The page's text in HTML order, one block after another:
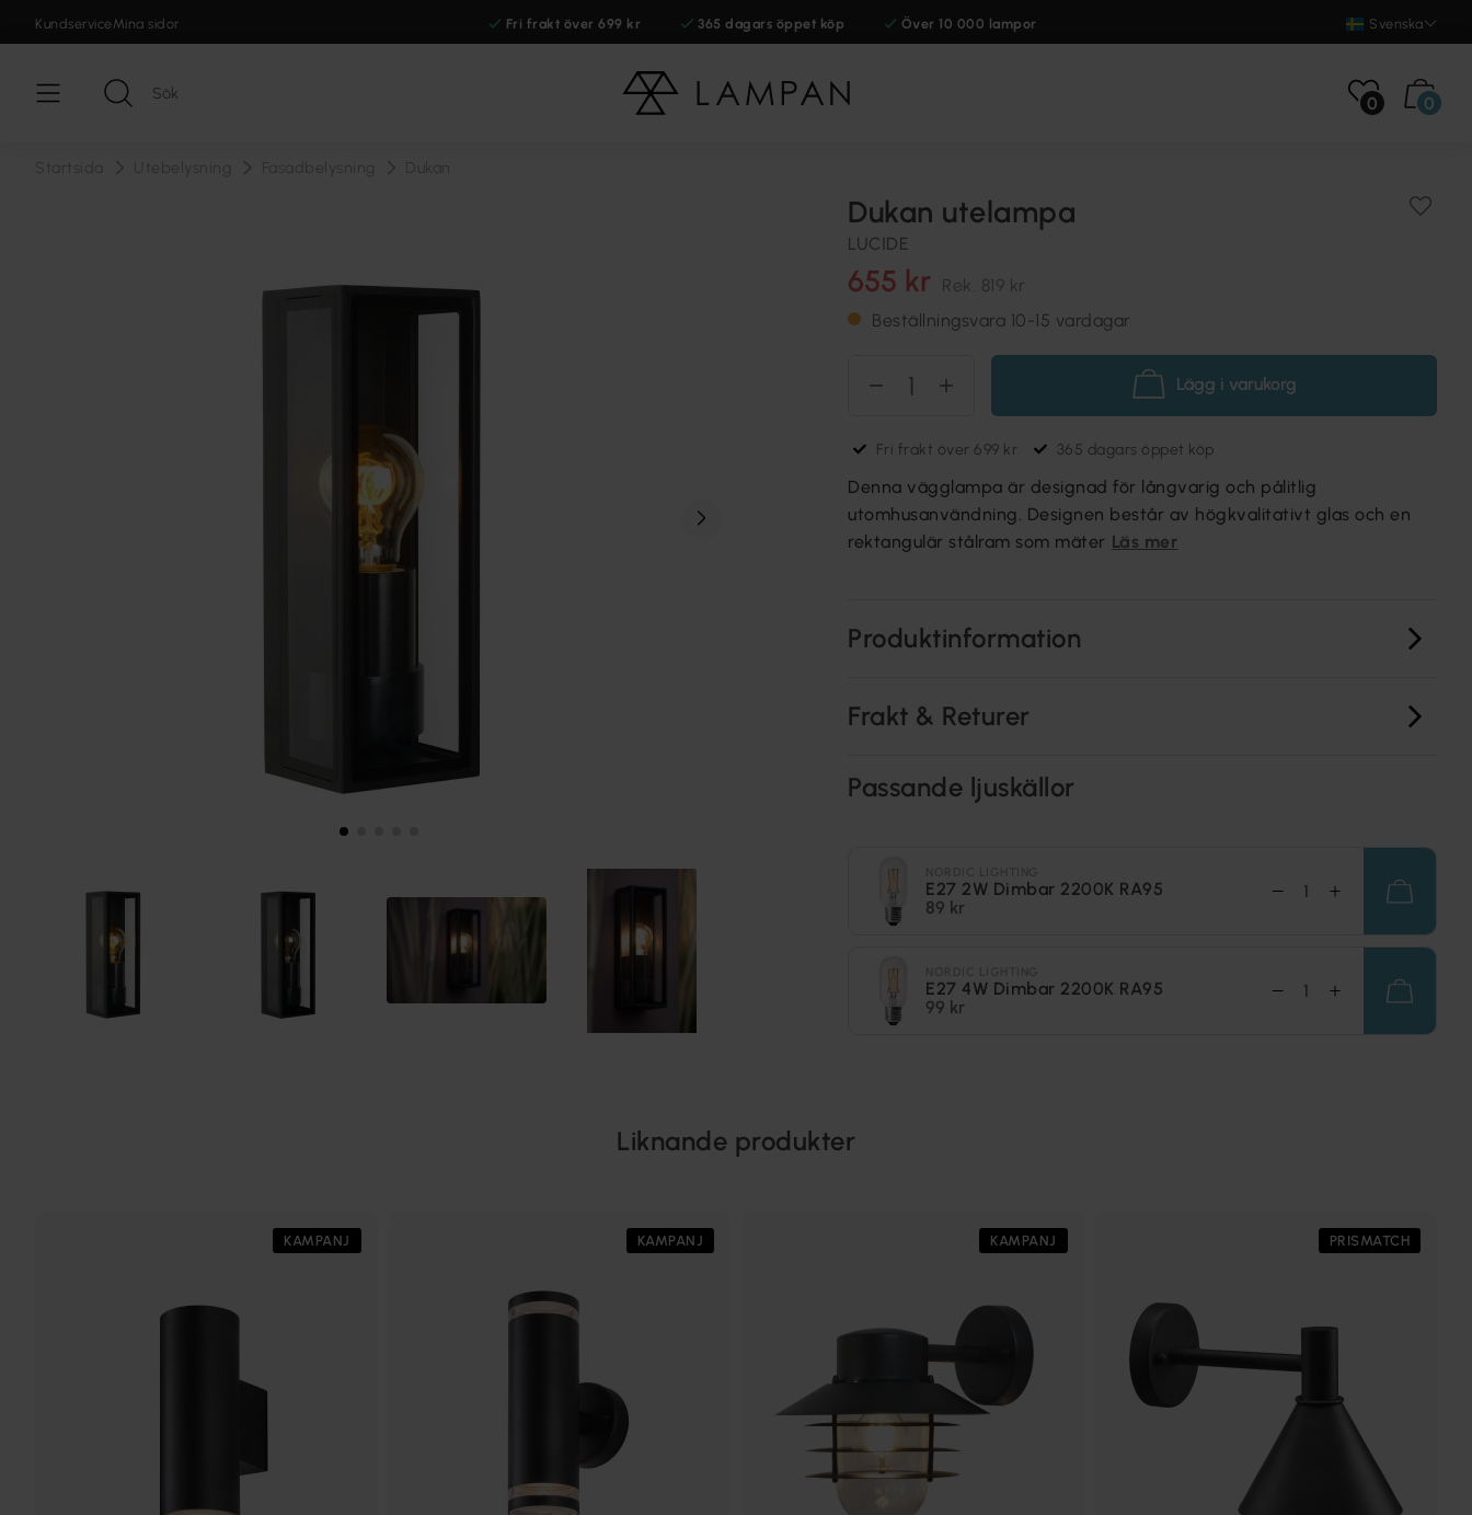
KundserviceMina sidor Fri frakt över 699 kr 365 dagars öppet köp Över 10 000 lampor Svenska
0 0
Dukan utelampa
LUCIDE
655 kr Rek. 819 kr
Beställningsvara 10-15 vardagar
Lägg i varukorg
Fri frakt över 699 kr 365 dagars öppet köp
Denna vägglampa är designad för långvarig och pålitlig
utomhusanvändning. Designen består av högkvalitativt glas och en
rektangulär stålram som mäter Läs mer
Produktinformation
Frakt & Returer
Passande ljuskällor
E27 2W Dimbar 2200K RA95
89 kr
E27 4W Dimbar 2200K RA95
99 kr
Liknande produkter
KAMPANJ KAMPANJ KAMPANJ PRISMATCH